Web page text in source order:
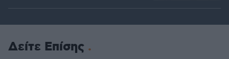
Δείτε Επίσης